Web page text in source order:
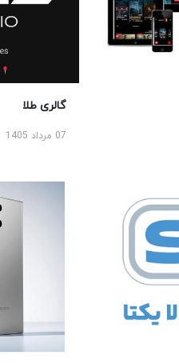
گالری طلا
07 مرداد 1405